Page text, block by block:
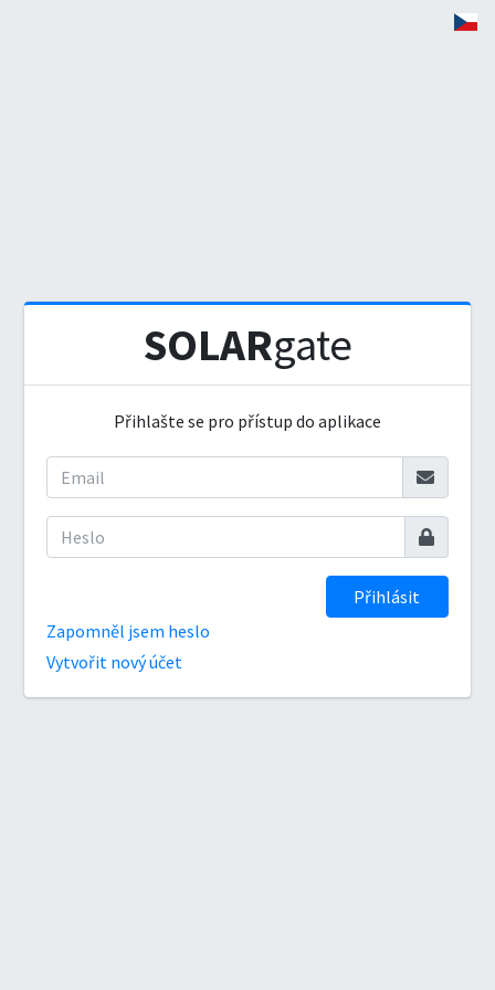
SOLARgate
Přihlašte se pro přístup do aplikace
Přihlásit
Zapomněl jsem heslo
Vytvořit nový účet